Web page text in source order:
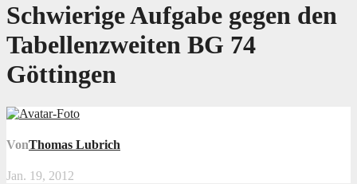
Schwierige Aufgabe gegen den
Tabellenzweiten BG 74
Göttingen
VonThomas Lubrich
Jan. 19, 2012